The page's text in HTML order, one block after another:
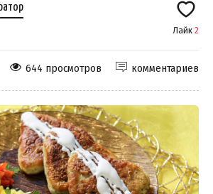
Лайк 2
комментариев
644 просмотров